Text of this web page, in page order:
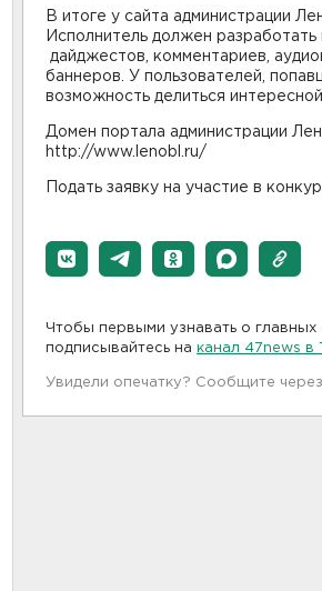
В итоге у сайта администрации
Исполнитель должен разработать
дайджестов, комментариев,
баннеров. У пользователей,
возможность делиться
Домен портала администрации
http://www.lenobl.ru/
Подать заявку на участие в
Чтобы первыми узнавать о
подписывайтесь на канал 47news в
Увидели опечатку? Сообщите